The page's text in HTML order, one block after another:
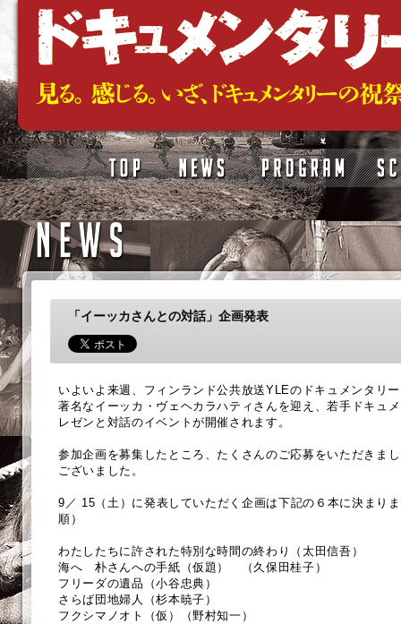
「イーッカさんとの対話」企画発表
いよいよ来週、フィンランド公共放送YLEのドキュメンタリ
著名なイーッカ・ヴェヘカラハティさんを迎え、若手ドキュ
レゼンと対話のイベントが開催されます。
参加企画を募集したところ、たくさんのご応募をいただきま
ございました。
9／ 15（土）に発表していただく企画は下記の６本に決まり
順）
わたしたちに許された特別な時間の終わり（太田信吾）
海へ 朴さんへの手紙（仮題） （久保田桂子）
フリーダの遺品（小谷忠典）
さらば団地婦人（杉本暁子）
フクシマノオト（仮）（野村知一）